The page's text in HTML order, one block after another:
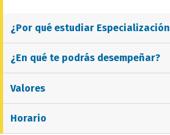
¿Por qué estudiar
¿En qué te podrás desempeñar?
Valores
Horario